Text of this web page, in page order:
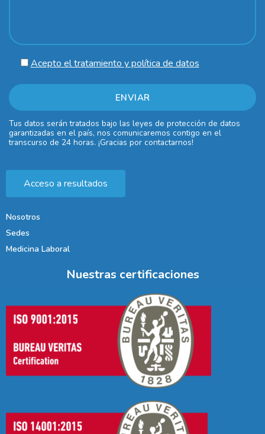
Acepto el tratamiento y política de datos
Tus datos serán tratados bajo las leyes de protección de datos
garantizadas en el país, nos comunicaremos contigo en el
transcurso de 24 horas. ¡Gracias por contactarnos!
Acceso a resultados
Nosotros
Sedes
Medicina Laboral
Nuestras certificaciones